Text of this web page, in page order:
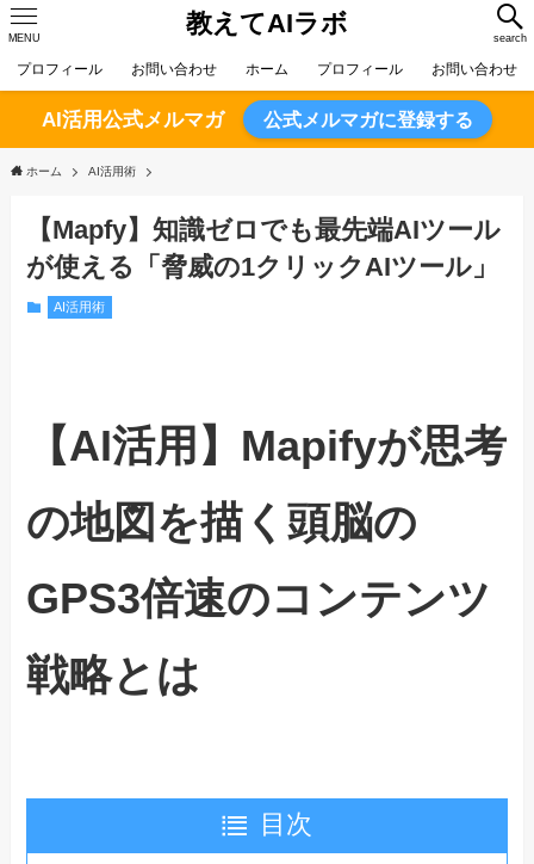
教えてAIラボ search
MENU
プロフィール お問い合わせ ホーム プロフィール お問い合わせ
AI活用公式メルマガ 公式メルマガに登録する
ホーム AI活用術
【Mapfy】知識ゼロでも最先端AIツール
が使える「脅威の1クリックAIツール」
AI活用術
【AI活用】Mapifyが思考
の地図を描く頭脳の
GPS3倍速のコンテンツ
戦略とは
目次